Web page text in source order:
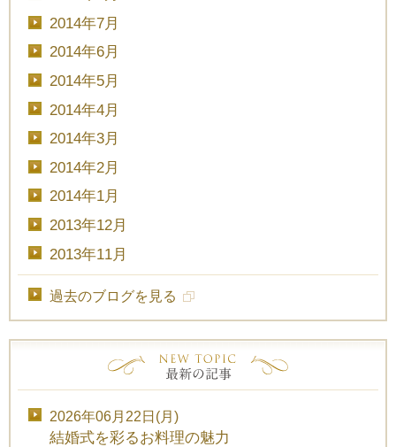
2014年7月
2014年6月
2014年5月
2014年4月
2014年3月
2014年2月
2014年1月
2013年12月
2013年11月
過去のブログを見る
2026年06月22日(月)
結婚式を彩るお料理の魅力